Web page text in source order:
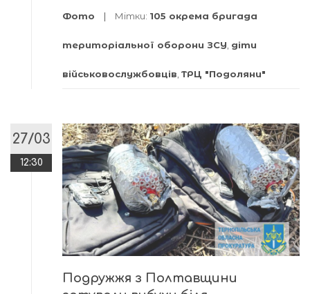
Фото Мітки: 105 окрема бригада
територіальної оборони ЗСУ, діти
військовослужбовців, ТРЦ "Подоляни"
27/03
12:30
Подружжя з Полтавщини